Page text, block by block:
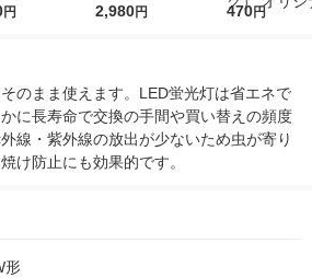
1箱（24
円
ななつぼし 無洗米 5k
2,980円
ルソフトパッ
オリジナル
470円
のまま使えます。LED蛍光灯は省エネで
に長寿命で交換の手間や買い替えの頻度
線・紫外線の放出が少ないため虫が寄り
け防止にも効果的です。
形